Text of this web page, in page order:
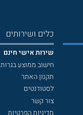
כלים ושירותים
שירות אישי חינם
חישוב ממוצע בגרות
תקנון האתר
לסטודנטים
צור קשר
מדיניות הפרטיות